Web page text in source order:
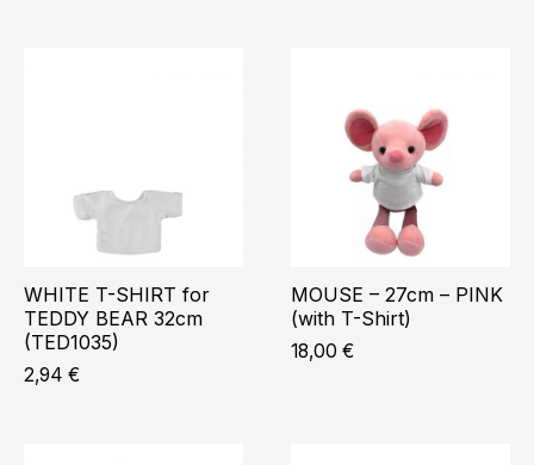
WHITE T-SHIRT for
TEDDY BEAR 32cm
(TED1035)
2,94 €
MOUSE – 27cm – PINK
(with T-Shirt)
18,00 €